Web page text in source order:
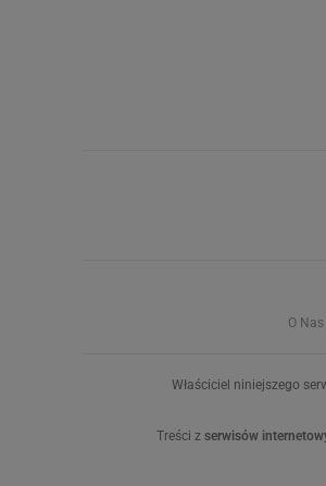
O Nas
Właściciel niniejszego
Treści z serwisów